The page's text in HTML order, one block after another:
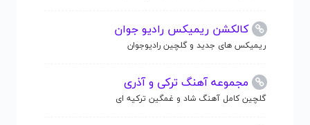
کالکشن ریمیکس رادیو جوان
ریمیکس های جدید و گلچین رادیوجوان
مجموعه آهنگ ترکی و آذری
گلچین کامل آهنگ شاد و غمگین ترکیه ای